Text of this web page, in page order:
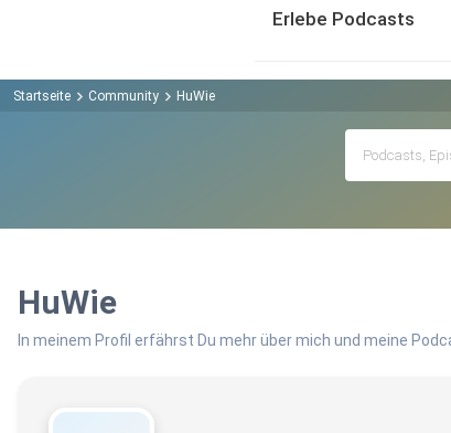
Erlebe Podcasts
Startseite Community HuWie
HuWie
In meinem Profil erfährst Du mehr über mich und meine